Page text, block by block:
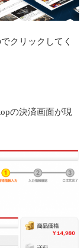
クリックしてく
の決済画面が現